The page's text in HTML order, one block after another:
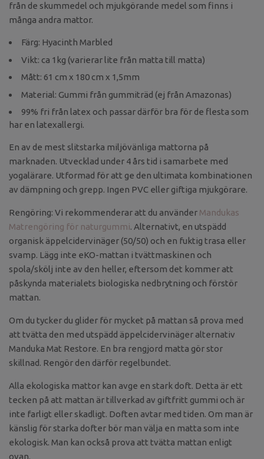
från de skummedel och mjukgörande medel som finns i
många andra mattor.
Färg: Hyacinth Marbled
Vikt: ca 1kg (varierar lite från matta till matta)
Mått: 61 cm x 180 cm x 1,5mm
Material: Gummi från gummiträd (ej från Amazonas)
99% fri från latex och passar därför bra för de flesta som
har en latexallergi.
En av de mest slitstarka miljövänliga mattorna på
marknaden. Utvecklad under 4 års tid i samarbete med
yogalärare. Utformad för att ge den ultimata kombinationen
av dämpning och grepp. Ingen PVC eller giftiga mjukgörare.
Rengöring: Vi rekommenderar att du använder Mandukas
Matrengöring för naturgummi. Alternativt, en utspädd
organisk äppelcidervinäger (50/50) och en fuktig trasa eller
svamp. Lägg inte eKO-mattan i tvättmaskinen och
spola/skölj inte av den heller, eftersom det kommer att
påskynda materialets biologiska nedbrytning och förstör
mattan.
Om du tycker du glider för mycket på mattan så prova med
att tvätta den med utspädd äppelcidervinäger alternativ
Manduka Mat Restore. En bra rengjord matta gör stor
skillnad. Rengör den därför regelbundet.
Alla ekologiska mattor kan avge en stark doft. Detta är ett
tecken på att mattan är tillverkad av giftfritt gummi och är
inte farligt eller skadligt. Doften avtar med tiden. Om man är
känslig för starka dofter bör man välja en matta som inte
ekologisk. Man kan också prova att tvätta mattan enligt
ovan.